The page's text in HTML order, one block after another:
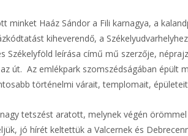
minket Haáz Sándor a Fili karnagya, a
kiheverendő, a
Székelyföld leírása című mű szerzője,
út. Az emlékpark szomszédságában épült
történelmi várait, templomait,
tetszést aratott, melynek végén
jó hírét keltettük a Valcernek és